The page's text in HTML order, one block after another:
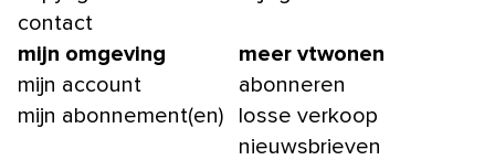
contact
mijn omgeving
mijn account
mijn abonnement(en)
meer vtwonen
abonneren
losse verkoop
nieuwsbrieven